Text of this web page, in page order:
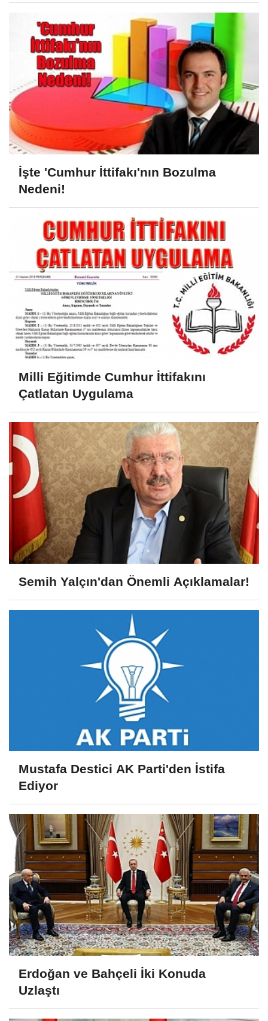
İşte 'Cumhur İttifakı'nın Bozulma
Nedeni!
Milli Eğitimde Cumhur İttifakını
Çatlatan Uygulama
Semih Yalçın'dan Önemli Açıklamalar!
Mustafa Destici AK Parti'den İstifa
Ediyor
Erdoğan ve Bahçeli İki Konuda
Uzlaştı